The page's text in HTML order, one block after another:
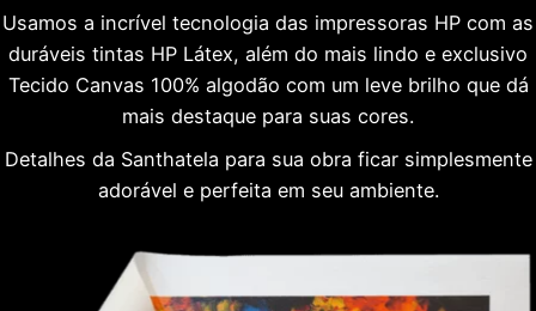
Usamos a incrível tecnologia das impressoras HP com as
duráveis tintas HP Látex, além do mais lindo e exclusivo
Tecido Canvas 100% algodão com um leve brilho que dá
mais destaque para suas cores.
Detalhes da Santhatela para sua obra ficar simplesmente
adorável e perfeita em seu ambiente.